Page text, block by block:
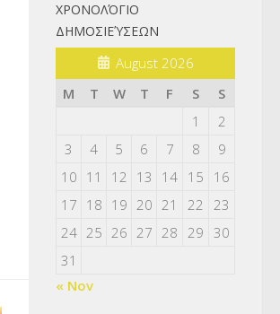
ΧΡΟΝΟΛΌΓΙΟ
ΔΗΜΟΣΙΕΎΣΕΩΝ
August 2026
M
T W T F S
S
1
2
3
4 5 6 7 8
9
10 11 12 13 14 15
16
17 18 19 20 21 22 23
24 25 26 27 28 29 30
31
« Nov